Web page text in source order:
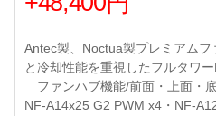
Antec製、Noctua製プレミアム
と冷却性能を重視したフルタワー
ファンハブ機能/前面・上面・
NF-A14x25 G2 PWM x4・NF-